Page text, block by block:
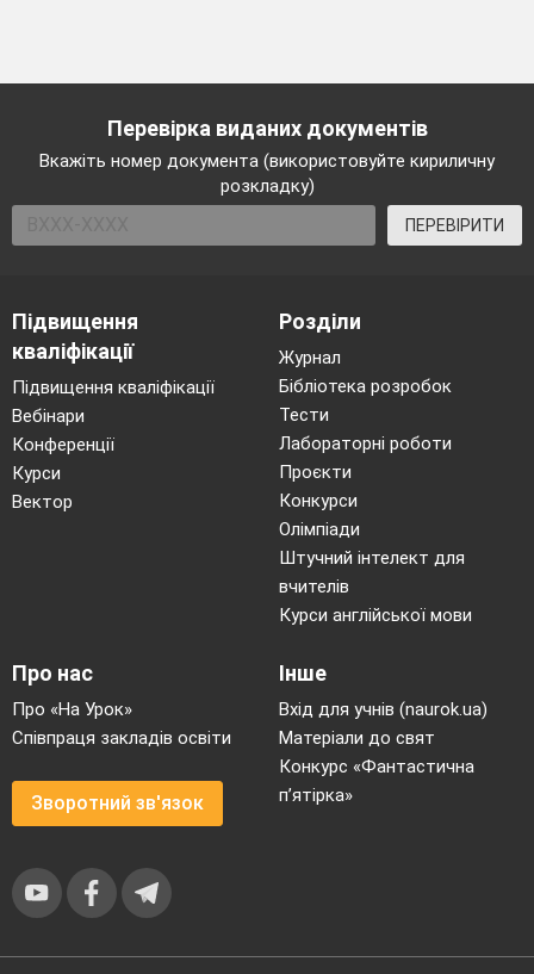
Перевірка виданих документів
Вкажіть номер документа (використовуйте кириличну
розкладку)
ПЕРЕВІРИТИ
Підвищення
кваліфікації
Підвищення кваліфікації
Вебінари
Конференції
Курси
Вектор
Розділи
Журнал
Бібліотека розробок
Тести
Лабораторні роботи
Проєкти
Конкурси
Олімпіади
Штучний інтелект для
вчителів
Курси англійської мови
Про нас
Про «На Урок»
Співпраця закладів освіти
Зворотний зв'язок
Інше
Вхід для учнів (naurok.ua)
Матеріали до свят
Конкурс «Фантастична
п’ятірка»